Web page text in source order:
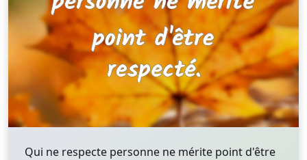
Qui ne respecte personne ne mérite point d'être